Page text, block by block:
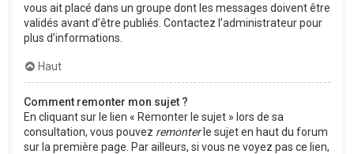
vous ait placé dans un groupe dont les messages doivent être
validés avant d’être publiés. Contactez l’administrateur pour
plus d’informations.
Haut
Comment remonter mon sujet ?
En cliquant sur le lien « Remonter le sujet » lors de sa
consultation, vous pouvez remonterle sujet en haut du forum
sur la première page. Par ailleurs, si vous ne voyez pas ce lien,